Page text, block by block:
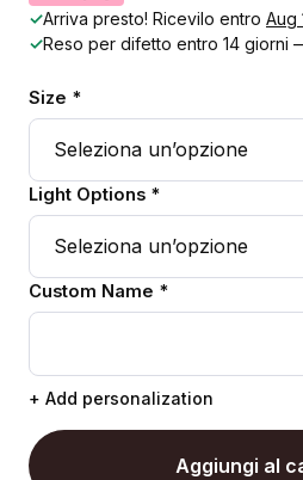
✓Arriva presto! Ricevilo entro Aug
✓Reso per difetto entro 14 giorni
Size *
Light Options *
Custom Name *
+ Add personalization
Aggiungi al